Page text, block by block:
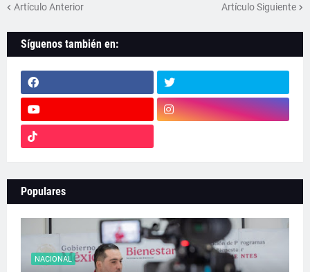
Artículo Anterior Artículo Siguiente
Síguenos también en:
Populares
NACIONAL